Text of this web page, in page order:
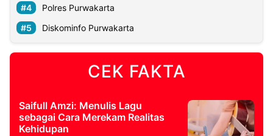
Polres Purwakarta
Diskominfo Purwakarta
CEK FAKTA
Saifull Amzi: Menulis Lagu
sebagai Cara Merekam Realitas
Kehidupan